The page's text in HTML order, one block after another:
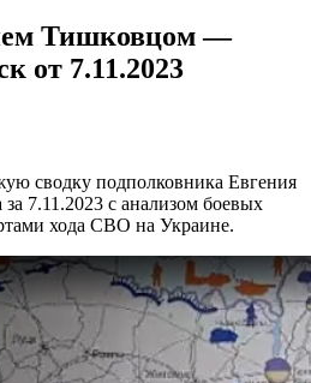
Тишковцом —
от 7.11.2023
сводку подполковника Евгения
7.11.2023 с анализом боевых
хода СВО на Украине.